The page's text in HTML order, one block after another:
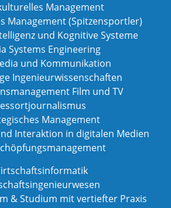
Management
Management (Spitzensportler)
und Kognitive Systeme
Systems Engineering
und Kommunikation
Ingenieurwissenschaften
Film und TV
Management
Interaktion in digitalen Medien
& Studium mit vertiefter Praxis